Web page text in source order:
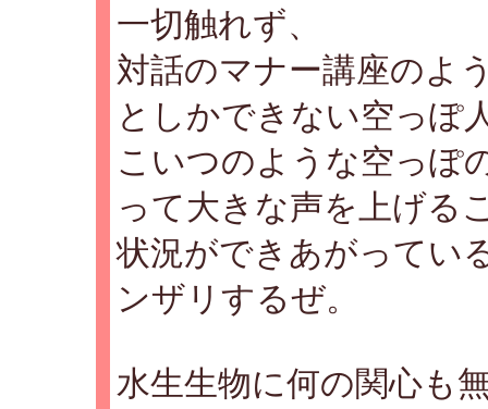
一切触れず、
対話のマナー講座のよ
としかできない空っぽ
こいつのような空っぽ
って大きな声を上げる
状況ができあがってい
ンザリするぜ。
水生生物に何の関心も